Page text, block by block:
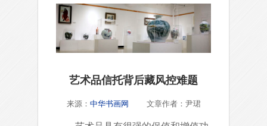
艺术品信托背后藏风控难题
来源： 中华书画网 文章作者：尹珺